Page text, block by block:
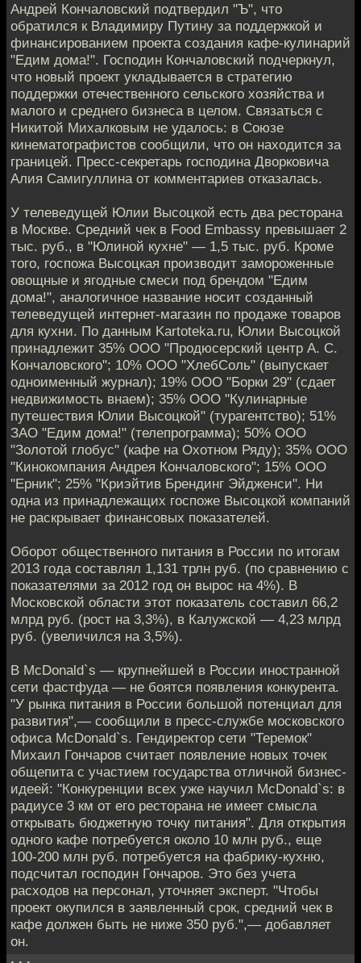
Андрей Кончаловский подтвердил "Ъ", что
обратился к Владимиру Путину за поддержкой и
финансированием проекта создания кафе-кулинарий
"Едим дома!". Господин Кончаловский подчеркнул,
что новый проект укладывается в стратегию
поддержки отечественного сельского хозяйства и
малого и среднего бизнеса в целом. Связаться с
Никитой Михалковым не удалось: в Союзе
кинематографистов сообщили, что он находится за
границей. Пресс-секретарь господина Дворковича
Алия Самигуллина от комментариев отказалась.
У телеведущей Юлии Высоцкой есть два ресторана
в Москве. Средний чек в Food Embassy превышает 2
тыс. руб., в "Юлиной кухне" — 1,5 тыс. руб. Кроме
того, госпожа Высоцкая производит замороженные
овощные и ягодные смеси под брендом "Едим
дома!", аналогичное название носит созданный
телеведущей интернет-магазин по продаже товаров
для кухни. По данным Kartoteka.ru, Юлии Высоцкой
принадлежит 35% ООО "Продюсерский центр А. С.
Кончаловского"; 10% ООО "ХлебСоль" (выпускает
одноименный журнал); 19% ООО "Борки 29" (сдает
недвижимость внаем); 35% ООО "Кулинарные
путешествия Юлии Высоцкой" (турагентство); 51%
ЗАО "Едим дома!" (телепрограмма); 50% ООО
"Золотой глобус" (кафе на Охотном Ряду); 35% ООО
"Кинокомпания Андрея Кончаловского"; 15% ООО
"Ерник"; 25% "Криэйтив Брендинг Эйдженси". Ни
одна из принадлежащих госпоже Высоцкой компаний
не раскрывает финансовых показателей.
Оборот общественного питания в России по итогам
2013 года составлял 1,131 трлн руб. (по сравнению с
показателями за 2012 год он вырос на 4%). В
Московской области этот показатель составил 66,2
млрд руб. (рост на 3,3%), в Калужской — 4,23 млрд
руб. (увеличился на 3,5%).
В McDonald`s — крупнейшей в России иностранной
сети фастфуда — не боятся появления конкурента.
"У рынка питания в России большой потенциал для
развития",— сообщили в пресс-службе московского
офиса McDonald`s. Гендиректор сети "Теремок"
Михаил Гончаров считает появление новых точек
общепита с участием государства отличной бизнес-
идеей: "Конкуренции всех уже научил McDonald`s: в
радиусе 3 км от его ресторана не имеет смысла
открывать бюджетную точку питания". Для открытия
одного кафе потребуется около 10 млн руб., еще
100-200 млн руб. потребуется на фабрику-кухню,
подсчитал господин Гончаров. Это без учета
расходов на персонал, уточняет эксперт. "Чтобы
проект окупился в заявленный срок, средний чек в
кафе должен быть не ниже 350 руб.",— добавляет
он.